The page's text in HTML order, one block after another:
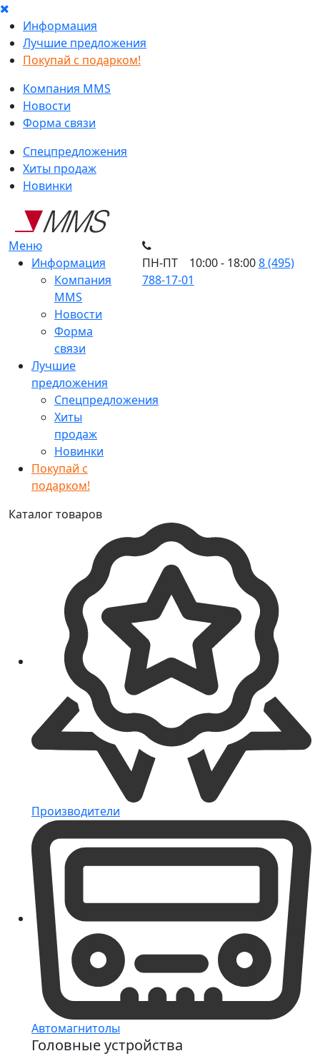
Информация
Лучшие предложения
Покупай с подарком!
Компания MMS
Новости
Форма связи
Спецпредложения
Хиты продаж
Новинки
Меню
Информация
Компания
MMS
Новости
Форма
связи
Лучшие
предложения
Спецпредложения
Хиты
продаж
Новинки
Покупай с
подарком!
ПН-ПТ 10:00 - 18:008 (495)
788-17-01
Каталог товаров
Производители
Автомагнитолы
Головные устройства